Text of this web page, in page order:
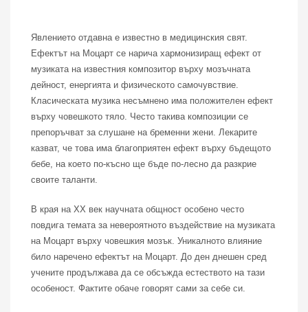
Явлението отдавна е известно в медицинския свят.
Ефектът на Моцарт се нарича хармонизиращ ефект от
музиката на известния композитор върху мозъчната
дейност, енергията и физическото самочувствие.
Класическата музика несъмнено има положителен ефект
върху човешкото тяло. Често такива композиции се
препоръчват за слушане на бременни жени. Лекарите
казват, че това има благоприятен ефект върху бъдещото
бебе, на което по-късно ще бъде по-лесно да разкрие
своите таланти.
В края на ХХ век научната общност особено често
повдига темата за невероятното въздействие на музиката
на Моцарт върху човешкия мозък. Уникалното влияние
било наречено ефектът на Моцарт. До ден днешен сред
учените продължава да се обсъжда естеството на тази
особеност. Фактите обаче говорят сами за себе си.